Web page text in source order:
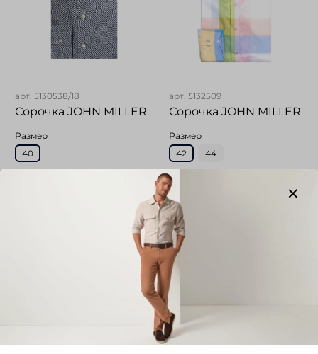
арт. 5130538/18
Сорочка JOHN MILLER
Размер
40
Обхват талии (Без категории)
арт. 5132509
Сорочка JOHN MILLER
Размер
42
44
Цвет
Обхват талии (Без категории)
106
Длина по спинке (Без
категории)
Длина рукава (Без категории)
67,5